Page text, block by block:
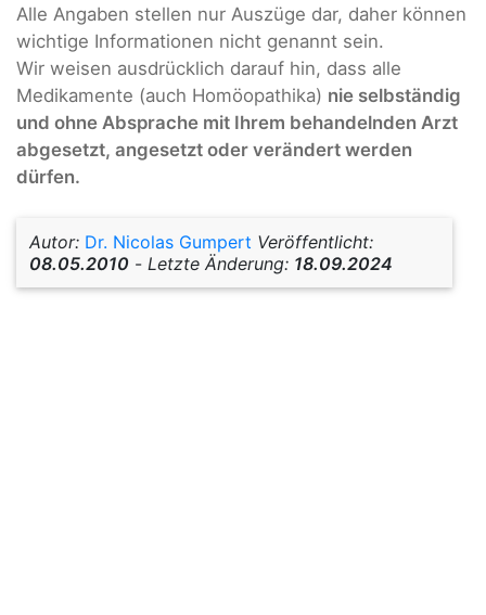
Alle Angaben stellen nur Auszüge dar, daher können
wichtige Informationen nicht genannt sein.
Wir weisen ausdrücklich darauf hin, dass alle
Medikamente (auch Homöopathika) nie selbständig
und ohne Absprache mit Ihrem behandelnden Arzt
abgesetzt, angesetzt oder verändert werden
dürfen.
Autor: Dr. Nicolas Gumpert Veröffentlicht:
08.05.2010 - Letzte Änderung: 18.09.2024